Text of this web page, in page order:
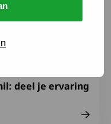
deel je ervaring